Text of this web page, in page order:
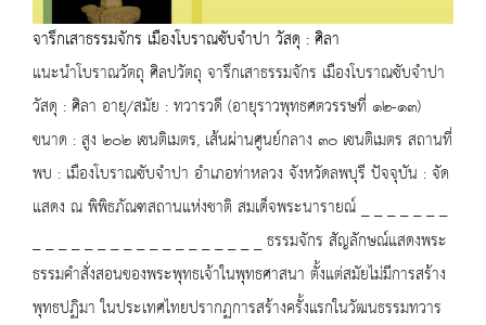
จารึกเสาธรรมจักร เมืองโบราณซับจำปา วัสดุ : ศิลา
แนะนำโบราณวัตถุ ศิลปวัตถุ จารึกเสาธรรมจักร เมืองโบราณซับจำปา
วัสดุ : ศิลา อายุ/สมัย : ทวารวดี (อายุราวพุทธศตวรรษที่ ๑๒-๑๓)
ขนาด : สูง ๒๐๒ เซนติเมตร, เส้นผ่านศูนย์กลาง ๓๐ เซนติเมตร สถานที่
พบ : เมืองโบราณซับจำปา อำเภอท่าหลวง จังหวัดลพบุรี ปัจจุบัน : จัด
แสดง ณ พิพิธภัณฑสถานแห่งชาติ สมเด็จพระนารายณ์ _ _ _ _ _ _ _
_ _ _ _ _ _ _ _ _ _ _ _ _ _ _ _ _ _ ธรรมจักร สัญลักษณ์แสดงพระ
ธรรมคำสั่งสอนของพระพุทธเจ้าในพุทธศาสนา ตั้งแต่สมัยไม่มีการสร้าง
พุทธปฏิมา ในประเทศไทยปรากฏการสร้างครั้งแรกในวัฒนธรรมทวาร